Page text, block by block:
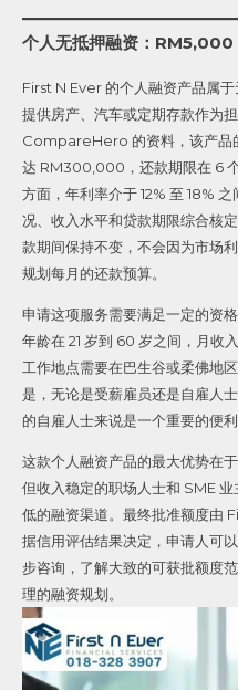
个人无抵押融资：
First N Ever 的个人融资产品属
提供房产、汽车或定期存款作为
CompareHero 的资料，该产品
达 RM300,000，还款期限在 6
方面，年利率介于 12% 至 18%
况、收入水平和贷款期限综合核
款期间保持不变，不会因为市场
规划每月的还款预算。
申请这项服务需要满足一定的资
年龄在 21 岁到 60 岁之间，月收
工作地点需要在巴生谷或柔佛地
是，无论是受薪雇员还是自雇人
的自雇人士来说是一个重要的便利
这款个人融资产品的最大优势在
但收入稳定的职场人士和 SME
低的融资渠道。最终批准额度由
据信用评估结果决定，申请人可
步咨询，了解大致的可获批额度
理的融资规划。